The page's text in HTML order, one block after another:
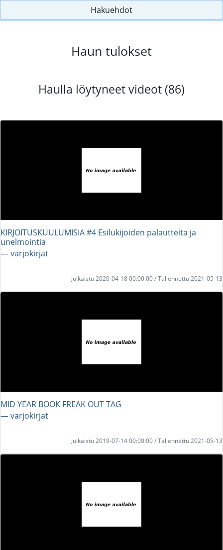
Hakuehdot
Haun tulokset
Haulla löytyneet videot (86)
KIRJOITUSKUULUMISIA #4 Esilukijoiden palautteita ja
unelmointia
― varjokirjat
Julkaistu 2020-04-18 00:00:00 / Tallennettu 2021-05-13
MID YEAR BOOK FREAK OUT TAG
― varjokirjat
Julkaistu 2019-07-14 00:00:00 / Tallennettu 2021-05-13